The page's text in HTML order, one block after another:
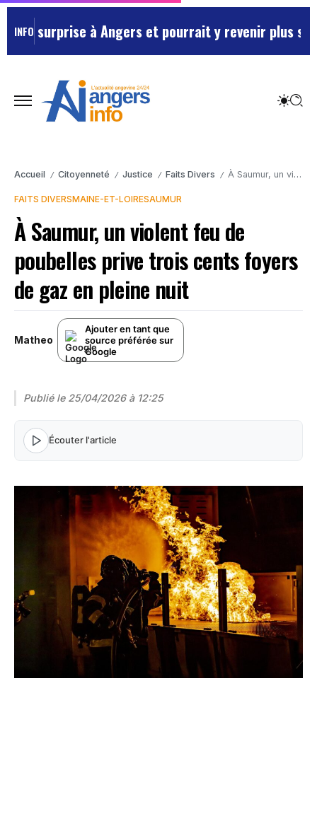
INFO
surprise à Angers et pourrait y revenir plus
Accueil / Citoyenneté / Justice / Faits Divers / À Saumur, un violent feu de poubelles prive trois cents foyers de gaz en pleine nuit
FAITS DIVERSMAINE-ET-LOIRESAUMUR
À Saumur, un violent feu de
poubelles prive trois cents foyers
de gaz en pleine nuit
Matheo
Ajouter en tant que
source préférée sur
Google
Publié le 25/04/2026 à 12:25
Écouter l'article